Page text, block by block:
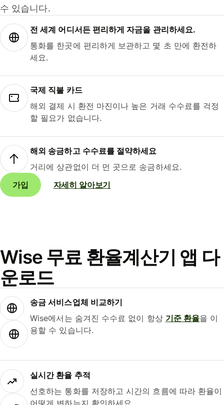
수 있습니다.
전 세계 어디서든 편리하게 자금을 관리하세요.
통화를 한곳에 편리하게 보관하고 몇 초 만에 환전하
세요.
국제 직불 카드
해외 결제 시 환전 마진이나 높은 거래 수수료를 걱정
할 필요가 없습니다.
해외 송금하고 수수료를 절약하세요
거리에 상관없이 더 먼 곳으로 송금하세요.
가입
자세히 알아보기
Wise 무료 환율계산기 앱 다
운로드
송금 서비스업체 비교하기
Wise에서는 숨겨진 수수료 없이 항상 기준 환율을 이
용할 수 있습니다.
실시간 환율 추적
선호하는 통화를 저장하고 시간의 흐름에 따라 환율이
어떻게 변하는지 확인하세요.